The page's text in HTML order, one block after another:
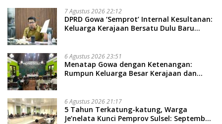
7 Agustus 2026 22:12
DPRD Gowa ‘Semprot’ Internal Kesultanan:
Keluarga Kerajaan Bersatu Dulu Baru
6 Agustus 2026 23:51
Menatap Gowa dengan Ketenangan:
Rumpun Keluarga Besar Kerajaan dan
Soal Adat dan Adab
6 Agustus 2026 21:17
5 Tahun Terkatung-katung, Warga
Je’nelata Kunci Pemprov Sulsel: September